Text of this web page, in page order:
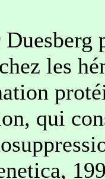
les
qui